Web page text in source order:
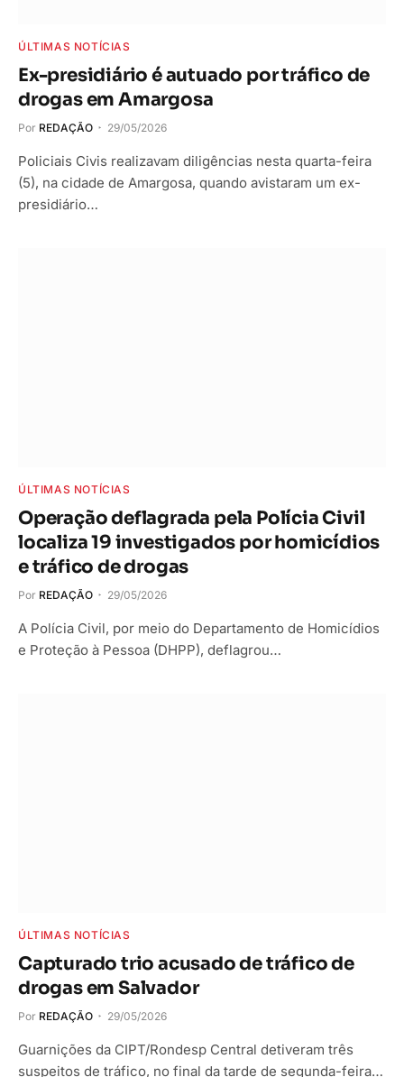
ÚLTIMAS NOTÍCIAS
Ex-presidiário é autuado por tráfico de
drogas em Amargosa
Por REDAÇÃO 29/05/2026
Policiais Civis realizavam diligências nesta quarta-feira
(5), na cidade de Amargosa, quando avistaram um ex-
presidiário…
ÚLTIMAS NOTÍCIAS
Operação deflagrada pela Polícia Civil
localiza 19 investigados por homicídios
e tráfico de drogas
Por REDAÇÃO 29/05/2026
A Polícia Civil, por meio do Departamento de Homicídios
e Proteção à Pessoa (DHPP), deflagrou…
ÚLTIMAS NOTÍCIAS
Capturado trio acusado de tráfico de
drogas em Salvador
Por REDAÇÃO 29/05/2026
Guarnições da CIPT/Rondesp Central detiveram três
suspeitos de tráfico, no final da tarde de segunda-feira…